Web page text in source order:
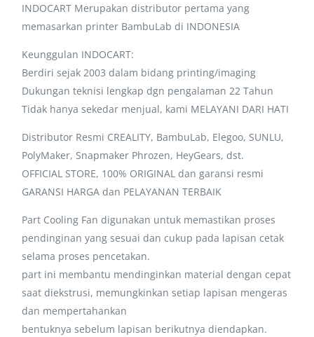
INDOCART Merupakan distributor pertama yang
memasarkan printer BambuLab di INDONESIA
Keunggulan INDOCART:
Berdiri sejak 2003 dalam bidang printing/imaging
Dukungan teknisi lengkap dgn pengalaman 22 Tahun
Tidak hanya sekedar menjual, kami MELAYANI DARI HATI
Distributor Resmi CREALITY, BambuLab, Elegoo, SUNLU,
PolyMaker, Snapmaker Phrozen, HeyGears, dst.
OFFICIAL STORE, 100% ORIGINAL dan garansi resmi
GARANSI HARGA dan PELAYANAN TERBAIK
Part Cooling Fan digunakan untuk memastikan proses
pendinginan yang sesuai dan cukup pada lapisan cetak
selama proses pencetakan.
part ini membantu mendinginkan material dengan cepat
saat diekstrusi, memungkinkan setiap lapisan mengeras
dan mempertahankan
bentuknya sebelum lapisan berikutnya diendapkan.